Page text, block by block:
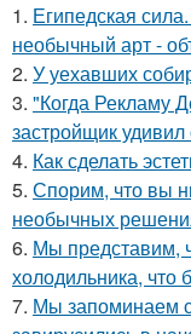
1. Египедская
необычный арт -
2. У уехавших
3. "Когда Рекламу
застройщик
4. Как сделать
5. Спорим, что вы
необычных
6. Мы представим,
холодильника, что
7. Мы запоминаем